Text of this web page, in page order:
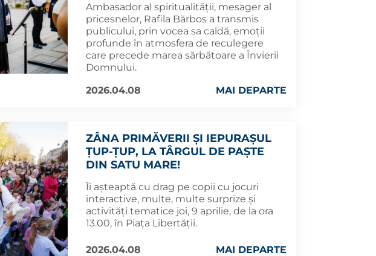
Ambasador al spiritualității, mesager al
pricesnelor, Rafila Bărbos a transmis
publicului, prin vocea sa caldă, emoții
profunde în atmosfera de reculegere
care precede marea sărbătoare a Învierii
Domnului.
2026.04.08
MAI DEPARTE
ZÂNA PRIMĂVERII ȘI IEPURAȘUL
ȚUP-ȚUP, LA TÂRGUL DE PAȘTE
DIN SATU MARE!
Îi așteaptă cu drag pe copii cu jocuri
interactive, multe, multe surprize și
activități tematice joi, 9 aprilie, de la ora
13.00, în Piața Libertății.
2026.04.08 MAI DEPARTE